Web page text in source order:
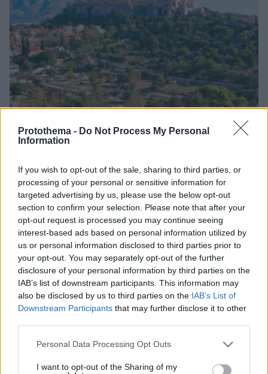
Protothema - Do Not Process My Personal
Information
If you wish to opt-out of the sale, sharing to third parties, or
processing of your personal or sensitive information for
targeted advertising by us, please use the below opt-out
section to confirm your selection. Please note that after your
opt-out request is processed you may continue seeing
interest-based ads based on personal information utilized by
us or personal information disclosed to third parties prior to
your opt-out. You may separately opt-out of the further
disclosure of your personal information by third parties on the
IAB’s list of downstream participants. This information may
also be disclosed by us to third parties on the IAB’s List of
Downstream Participants that may further disclose it to other
Please note that this website/app uses one or more Google
not limited to your visit or usage behaviour. You may click to
Personal Data Processing Opt Outs
I want to opt-out of the Sharing of my
Η Αρχαία Αγορά της Αθήνας ξαναπαίρνει ζωή: Ο
χώρος που γέννησε τη Δημοκρατία παραδίδεται
ξανά στο κοινό
04.08.2026, 19:01